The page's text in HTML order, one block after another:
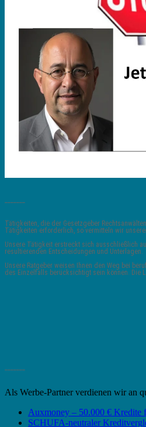
Tätigkeiten, die der Gesetzgeber
Tätigkeiten erforderlich, so vermitteln wir
Unsere Tätigkeit erstreckt sich ausschließlich
resultierenden Entscheidungen und Unterlagen.
Unsere Ratgeber weisen Ihnen den Weg bei
des Einzelfalls berücksichtigt sein können. Die
Als Werbe-Partner verdienen wir an
Auxmoney – 50.000 € Kredite
SCHUFA-neutraler